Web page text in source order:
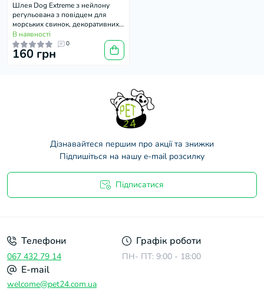
Шлея Dog Extreme з нейлону
регульована з повідцем для
морських свинок, декоративних
щурів, чорна
В наявності
0
160 грн
Дізнавайтеся першим про акції та знижки
Підпишіться на нашу e-mail розсилку
Підписатися
Телефони
067 432 79 14
Графік роботи
ПН- ПТ: 9:00 - 18:00
E-mail
welcome@pet24.com.ua